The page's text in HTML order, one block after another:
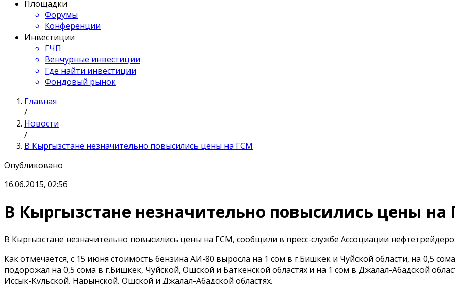
Площадки
Форумы
Конференции
Инвестиции
ГЧП
Венчурные инвестиции
Где найти инвестиции
Фондовый рынок
Главная
/
Новости
/
В Кыргызстане незначительно повысились цены на ГСМ
Опубликовано
16.06.2015, 02:56
В Кыргызстане незначительно повысились цены на
В Кыргызстане незначительно повысились цены на ГСМ, сообщили в пресс-службе Ассоциации
Как отмечается, с 15 июня стоимость бензина АИ-80 выросла на 1 сом в г.Бишкек и Чуйской области, на 0,5
подорожал на 0,5 сома в г.Бишкек, Чуйской, Ошской и Баткенской областях и на 1 сом в Джалал-Абадской
Иссык-Кульской, Нарынской, Ошской и Джалал-Абадской областях.